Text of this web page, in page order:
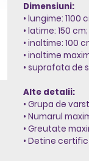
Dimensiuni:
• lungime: 1100
• latime: 150 cm;
• inaltime: 100
• inaltime
• suprafata de
Alte detalii:
• Grupa de
• Numarul
• Greutate
• Detine